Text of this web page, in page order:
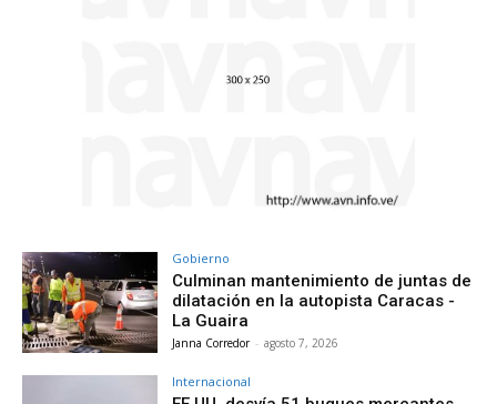
Gobierno
Culminan mantenimiento de juntas de
dilatación en la autopista Caracas -
La Guaira
Janna Corredor - agosto 7, 2026
Internacional